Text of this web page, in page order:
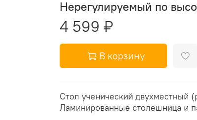
Нерегулируемый по
4 599 ₽
В корзину
Стол ученический
Ламинированные столешница и